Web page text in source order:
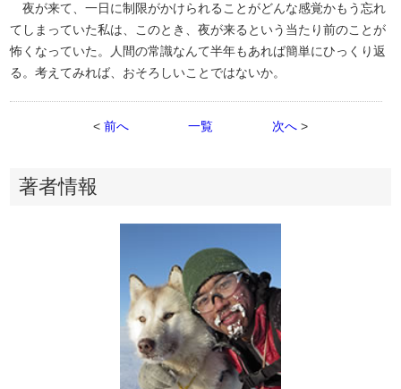
夜が来て、一日に制限がかけられることがどんな感覚かもう忘れ
てしまっていた私は、このとき、夜が来るという当たり前のことが
怖くなっていた。人間の常識なんて半年もあれば簡単にひっくり返
る。考えてみれば、おそろしいことではないか。
< 前へ 一覧 次へ >
著者情報